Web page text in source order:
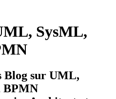
SysML,
Blog sur UML,
BPMN